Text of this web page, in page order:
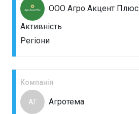
ООО Агро Акцент Плюс
Активність
Регіони
Компанія
АГ
Агротема